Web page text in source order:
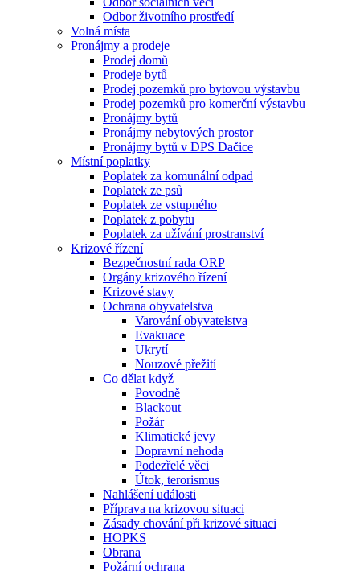
Odbor životního prostředí
Volná místa
Pronájmy a prodeje
Prodej domů
Prodeje bytů
Prodej pozemků pro bytovou výstavbu
Prodej pozemků pro komerční výstavbu
Pronájmy bytů
Pronájmy nebytových prostor
Pronájmy bytů v DPS Dačice
Místní poplatky
Poplatek za komunální odpad
Poplatek ze psů
Poplatek ze vstupného
Poplatek z pobytu
Poplatek za užívání prostranství
Krizové řízení
Bezpečnostní rada ORP
Orgány krizového řízení
Krizové stavy
Ochrana obyvatelstva
Varování obyvatelstva
Evakuace
Ukrytí
Nouzové přežití
Co dělat když
Povodně
Blackout
Požár
Klimatické jevy
Dopravní nehoda
Podezřelé věci
Útok, terorismus
Nahlášení události
Příprava na krizovou situaci
Zásady chování při krizové situaci
HOPKS
Obrana
Požární ochrana